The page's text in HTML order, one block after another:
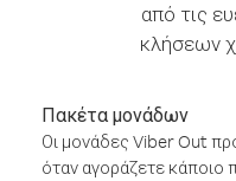
από τις
κλήσεων
Πακέτα μονάδων
Οι μονάδες Viber Out
όταν αγοράζετε κάποιο